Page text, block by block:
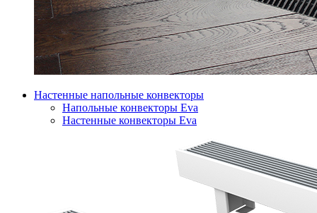
Настенные напольные конвекторы
Напольные конвекторы Eva
Настенные конвекторы Eva